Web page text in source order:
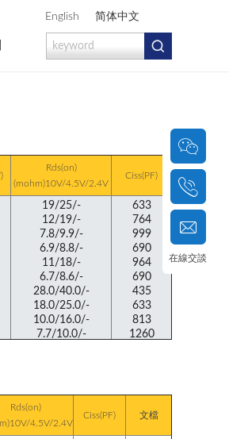
在線交談
English 简体中文
Rds(on)
(mohm)10V/4.5V/2.4V
Ciss(PF)
Rds(on)
4.5V/2.4V
Ciss(PF) 文檔